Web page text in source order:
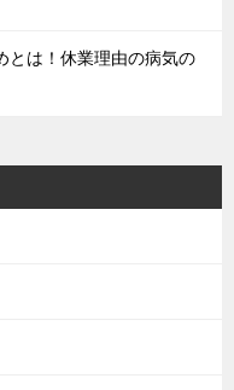
とは！休業理由の病気の